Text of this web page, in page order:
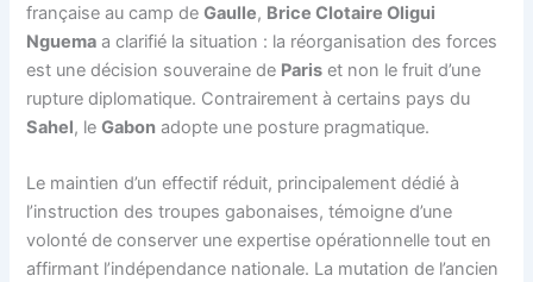
française au camp deGaulle, Brice Clotaire Oligui
Nguema a clarifié la situation : la réorganisation des forces
est une décision souveraine de Paris et non le fruit d’une
rupture diplomatique. Contrairement à certains pays du
Sahel, leGabon adopte une posture pragmatique.
Le maintien d’un effectif réduit, principalement dédié à
l’instruction des troupes gabonaises, témoigne d’une
volonté de conserver une expertise opérationnelle tout en
affirmant l’indépendance nationale. La mutation de l’ancien